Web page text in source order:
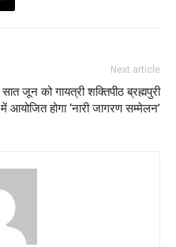
Next article
सात जून को गायत्री शक्तिपीठ ब्रह्मपुरी
में आयोजित होगा ‘नारी जागरण सम्मेलन’